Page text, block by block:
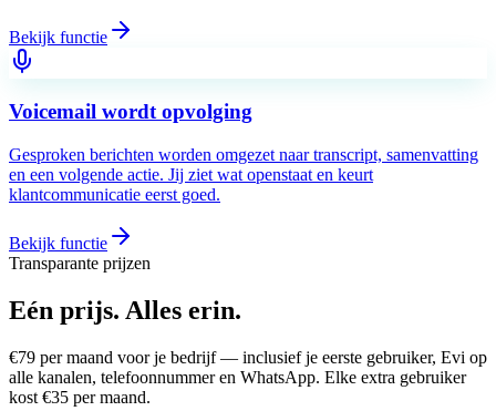
Bekijk functie
Voicemail wordt opvolging
Gesproken berichten worden omgezet naar transcript, samenvatting
en een volgende actie. Jij ziet wat openstaat en keurt
klantcommunicatie eerst goed.
Bekijk functie
Transparante prijzen
Eén prijs. Alles erin.
€79 per maand voor je bedrijf — inclusief je eerste gebruiker, Evi op
alle kanalen, telefoonnummer en WhatsApp. Elke extra gebruiker
kost €35 per maand.